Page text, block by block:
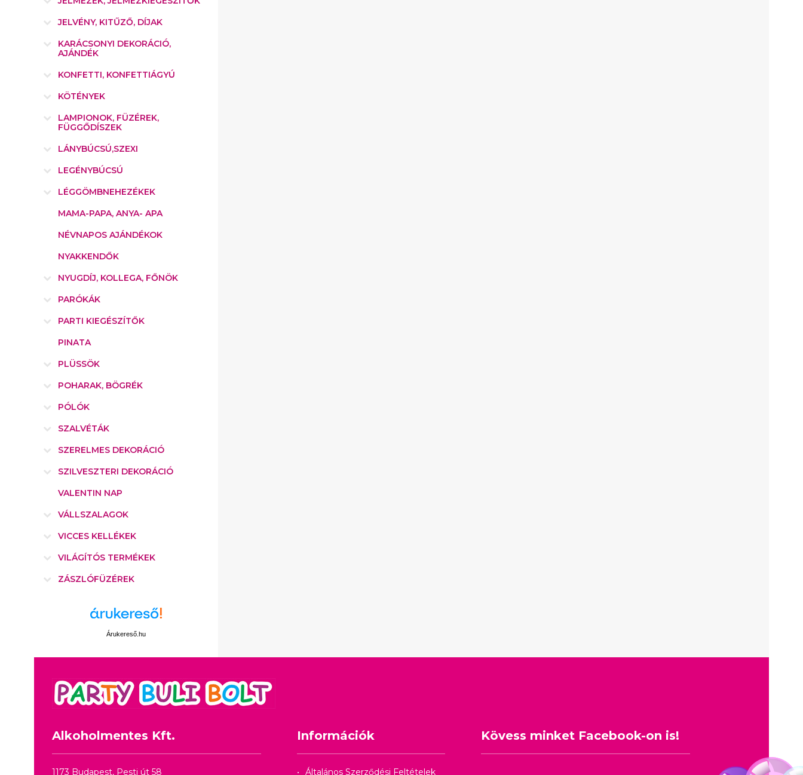
JELVÉNY, KITŰZŐ, DÍJAK
KARÁCSONYI DEKORÁCIÓ,
AJÁNDÉK
KONFETTI, KONFETTIÁGYÚ
KÖTÉNYEK
LAMPIONOK, FÜZÉREK,
FÜGGŐDÍSZEK
LÁNYBÚCSÚ,SZEXI
LEGÉNYBÚCSÚ
LÉGGÖMBNEHEZÉKEK
MAMA-PAPA, ANYA- APA
NÉVNAPOS AJÁNDÉKOK
NYAKKENDŐK
NYUGDÍJ, KOLLEGA, FŐNÖK
PARÓKÁK
PARTI KIEGÉSZÍTŐK
PINATA
PLÜSSÖK
POHARAK, BÖGRÉK
PÓLÓK
SZALVÉTÁK
SZERELMES DEKORÁCIÓ
SZILVESZTERI DEKORÁCIÓ
VALENTIN NAP
VÁLLSZALAGOK
VICCES KELLÉKEK
VILÁGÍTÓS TERMÉKEK
ZÁSZLÓFÜZÉREK
Árukereső.hu
Alkoholmentes Kft.
1173 Budapest, Pesti út 58
Információk
Általános Szerződési Feltételek
Kövess minket Facebook-on is!